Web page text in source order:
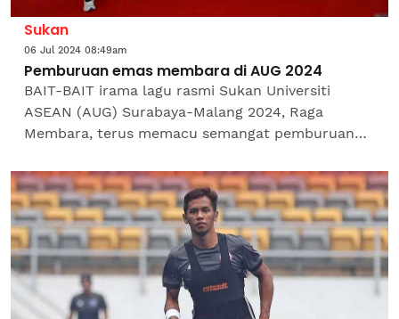
Sukan
06 Jul 2024 08:49am
Pemburuan emas membara di AUG 2024
BAIT-BAIT irama lagu rasmi Sukan Universiti
ASEAN (AUG) Surabaya-Malang 2024, Raga
Membara, terus memacu semangat pemburuan
menjelmakan emas ke-36 sekali gus...